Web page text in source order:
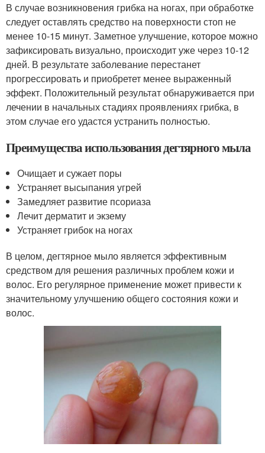
В случае возникновения грибка на ногах, при обработке
следует оставлять средство на поверхности стоп не
менее 10-15 минут. Заметное улучшение, которое можно
зафиксировать визуально, происходит уже через 10-12
дней. В результате заболевание перестанет
прогрессировать и приобретет менее выраженный
эффект. Положительный результат обнаруживается при
лечении в начальных стадиях проявлениях грибка, в
этом случае его удастся устранить полностью.
Преимущества использования дегтярного мыла
Очищает и сужает поры
Устраняет высыпания угрей
Замедляет развитие псориаза
Лечит дерматит и экзему
Устраняет грибок на ногах
В целом, дегтярное мыло является эффективным
средством для решения различных проблем кожи и
волос. Его регулярное применение может привести к
значительному улучшению общего состояния кожи и
волос.